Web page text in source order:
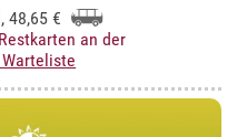
, 48,65 €
an der